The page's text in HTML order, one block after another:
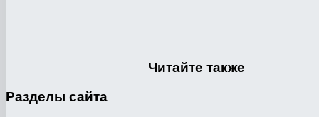
Читайте также
Разделы сайта